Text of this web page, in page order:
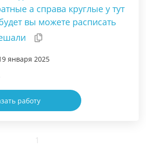
а справа круглые у тут
вы можете расписать
января 2025
работу
1